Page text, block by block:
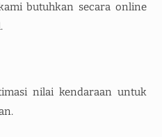
butuhkan secara online
nilai kendaraan untuk